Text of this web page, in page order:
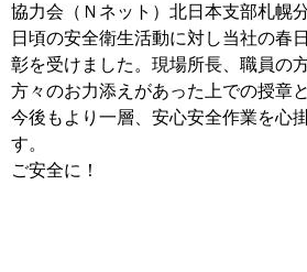
協力会（Ｎネット）北日本支部札幌
日頃の安全衛生活動に対し当社の春
彰を受けました。現場所長、職員の
方々のお力添えがあった上での授章
今後もより一層、安心安全作業を心
す。
ご安全に！